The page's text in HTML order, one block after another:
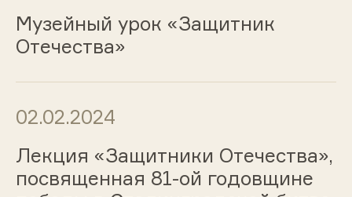
Музейный урок «Защитник
Отечества»
02.02.2024
Лекция «Защитники Отечества»,
посвященная 81-ой годовщине